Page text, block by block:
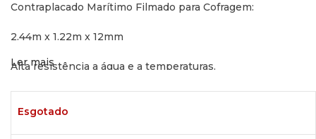
Contraplacado Marítimo Filmado para Cofragem:
2.44m x 1.22m x 12mm
Alta resistência a água e a temperaturas.
Possibilidade de Entrega Gratuita.
Ler mais
Esgotado